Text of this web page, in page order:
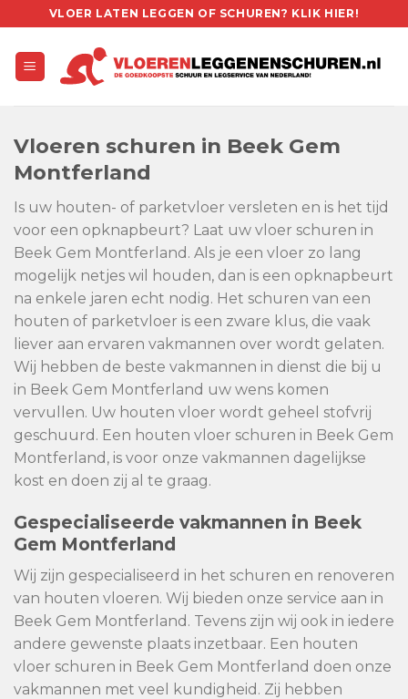
to
content
VLOER LATEN LEGGEN OF SCHUREN? KLIK HIER!
Vloeren schuren in Beek Gem
Montferland
Is uw houten- of parketvloer versleten en is het tijd
voor een opknapbeurt? Laat uw vloer schuren in
Beek Gem Montferland. Als je een vloer zo lang
mogelijk netjes wil houden, dan is een opknapbeurt
na enkele jaren echt nodig. Het schuren van een
houten of parketvloer is een zware klus, die vaak
liever aan ervaren vakmannen over wordt gelaten.
Wij hebben de beste vakmannen in dienst die bij u
in Beek Gem Montferland uw wens komen
vervullen. Uw houten vloer wordt geheel stofvrij
geschuurd. Een houten vloer schuren in Beek Gem
Montferland, is voor onze vakmannen dagelijkse
kost en doen zij al te graag.
Gespecialiseerde vakmannen in Beek
Gem Montferland
Wij zijn gespecialiseerd in het schuren en renoveren
van houten vloeren. Wij bieden onze service aan in
Beek Gem Montferland. Tevens zijn wij ook in iedere
andere gewenste plaats inzetbaar. Een houten
vloer schuren in Beek Gem Montferland doen onze
vakmannen met veel kundigheid. Zij hebben